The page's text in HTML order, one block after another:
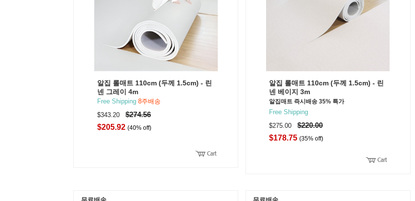
알집 롤매트 110cm (두께 1.5cm) - 린
넨 그레이 4m
Free Shipping 8주배송
$343.20$274.56
$205.92 (40% off)
알집 롤매트 110cm (두께 1.5cm) - 린
넨 베이지 3m
알집매트 즉시배송 35% 특가
Free Shipping
$275.00$220.00
$178.75(35% off)